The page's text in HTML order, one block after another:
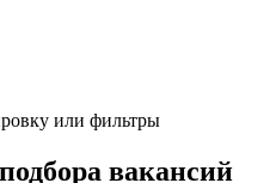
или фильтры
вакансий